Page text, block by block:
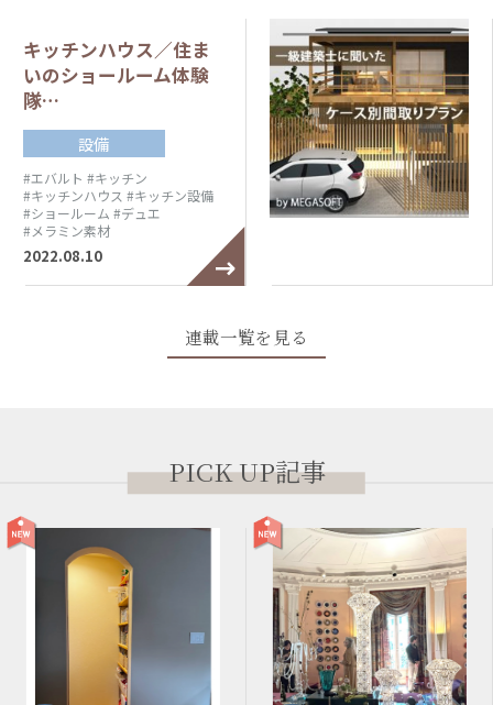
キッチンハウス／住ま
いのショールーム体験
隊…
設備
#エバルト #キッチン
#キッチンハウス #キッチン設備
#ショールーム #デュエ
#メラミン素材
2022.08.10
連載一覧を見る
PICK UP記事